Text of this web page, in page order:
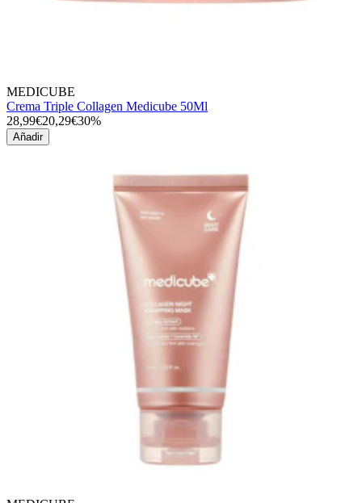
MEDICUBE
Crema Triple Collagen Medicube 50Ml
28,99€20,29€30%
Añadir